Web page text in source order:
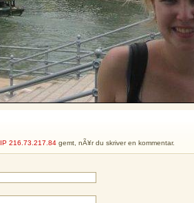
IP 216.73.217.84 gemt, nÃ¥r du skriver en kommentar.